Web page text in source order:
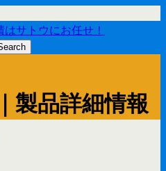
サトウにお任せ！
製品詳細情報